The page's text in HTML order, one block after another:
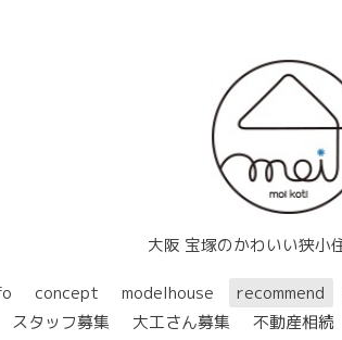
大阪 宝塚のかわいい狭小
concept modelhouse recommend
スタッフ募集
大工さん募集 不動産相続